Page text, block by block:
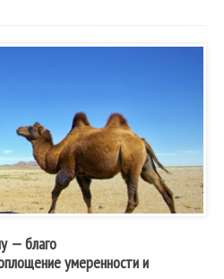
— благо
умеренности и